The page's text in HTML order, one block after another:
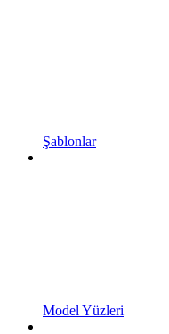
Şablonlar
Model Yüzleri